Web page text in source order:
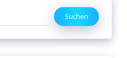
Suchen